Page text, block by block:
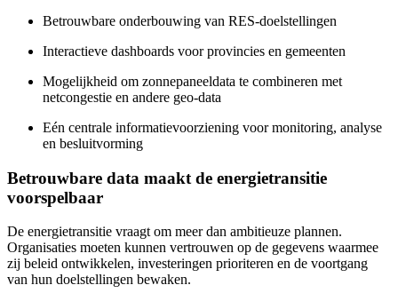
Betrouwbare onderbouwing van RES-doelstellingen
Interactieve dashboards voor provincies en gemeenten
Mogelijkheid om zonnepaneeldata te combineren met
netcongestie en andere geo-data
Eén centrale informatievoorziening voor monitoring, analyse
en besluitvorming
Betrouwbare data maakt de energietransitie
voorspelbaar
De energietransitie vraagt om meer dan ambitieuze plannen.
Organisaties moeten kunnen vertrouwen op de gegevens waarmee
zij beleid ontwikkelen, investeringen prioriteren en de voortgang
van hun doelstellingen bewaken.